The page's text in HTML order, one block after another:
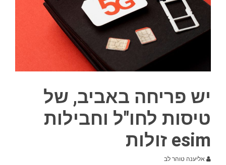
יש פריחה באביב, של
טיסות לחו"ל וחבילות
esim זולות
אליענה טוהר לב